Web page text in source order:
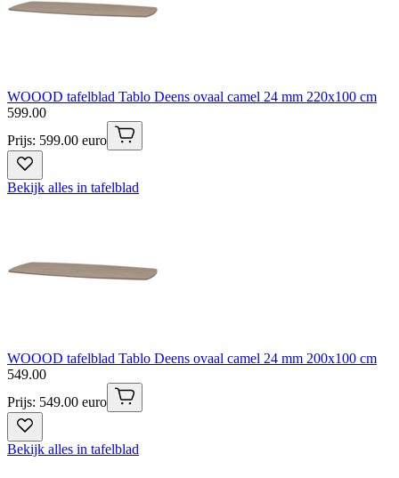
WOOOD tafelblad Tablo Deens ovaal camel 24 mm 220x100 cm
599.00
Prijs: 599.00 euro
Bekijk alles in tafelblad
WOOOD tafelblad Tablo Deens ovaal camel 24 mm 200x100 cm
549.00
Prijs: 549.00 euro
Bekijk alles in tafelblad